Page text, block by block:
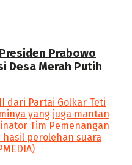
Prabowo
Desa Merah Putih